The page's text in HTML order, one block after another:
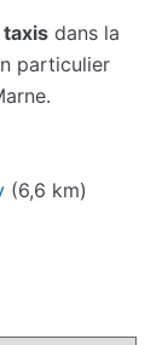
dans la
particulier
(6,6 km)